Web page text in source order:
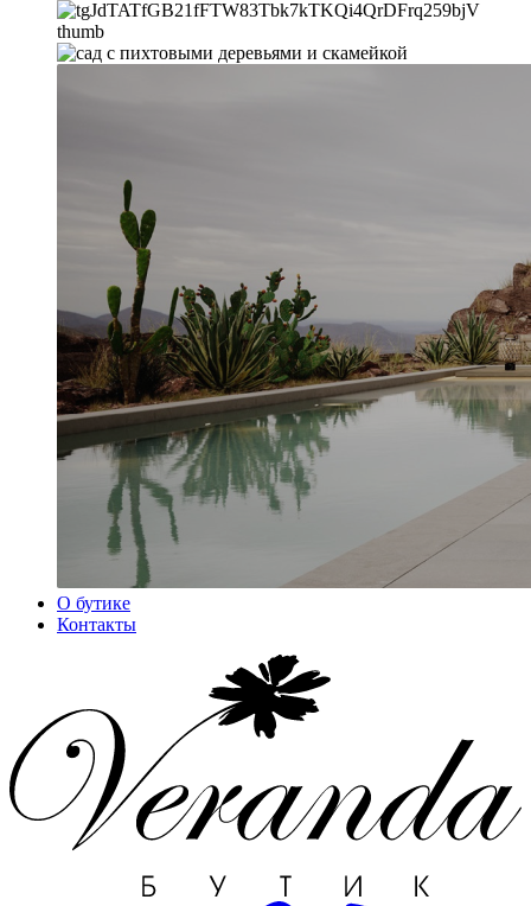
О бутике
Контакты